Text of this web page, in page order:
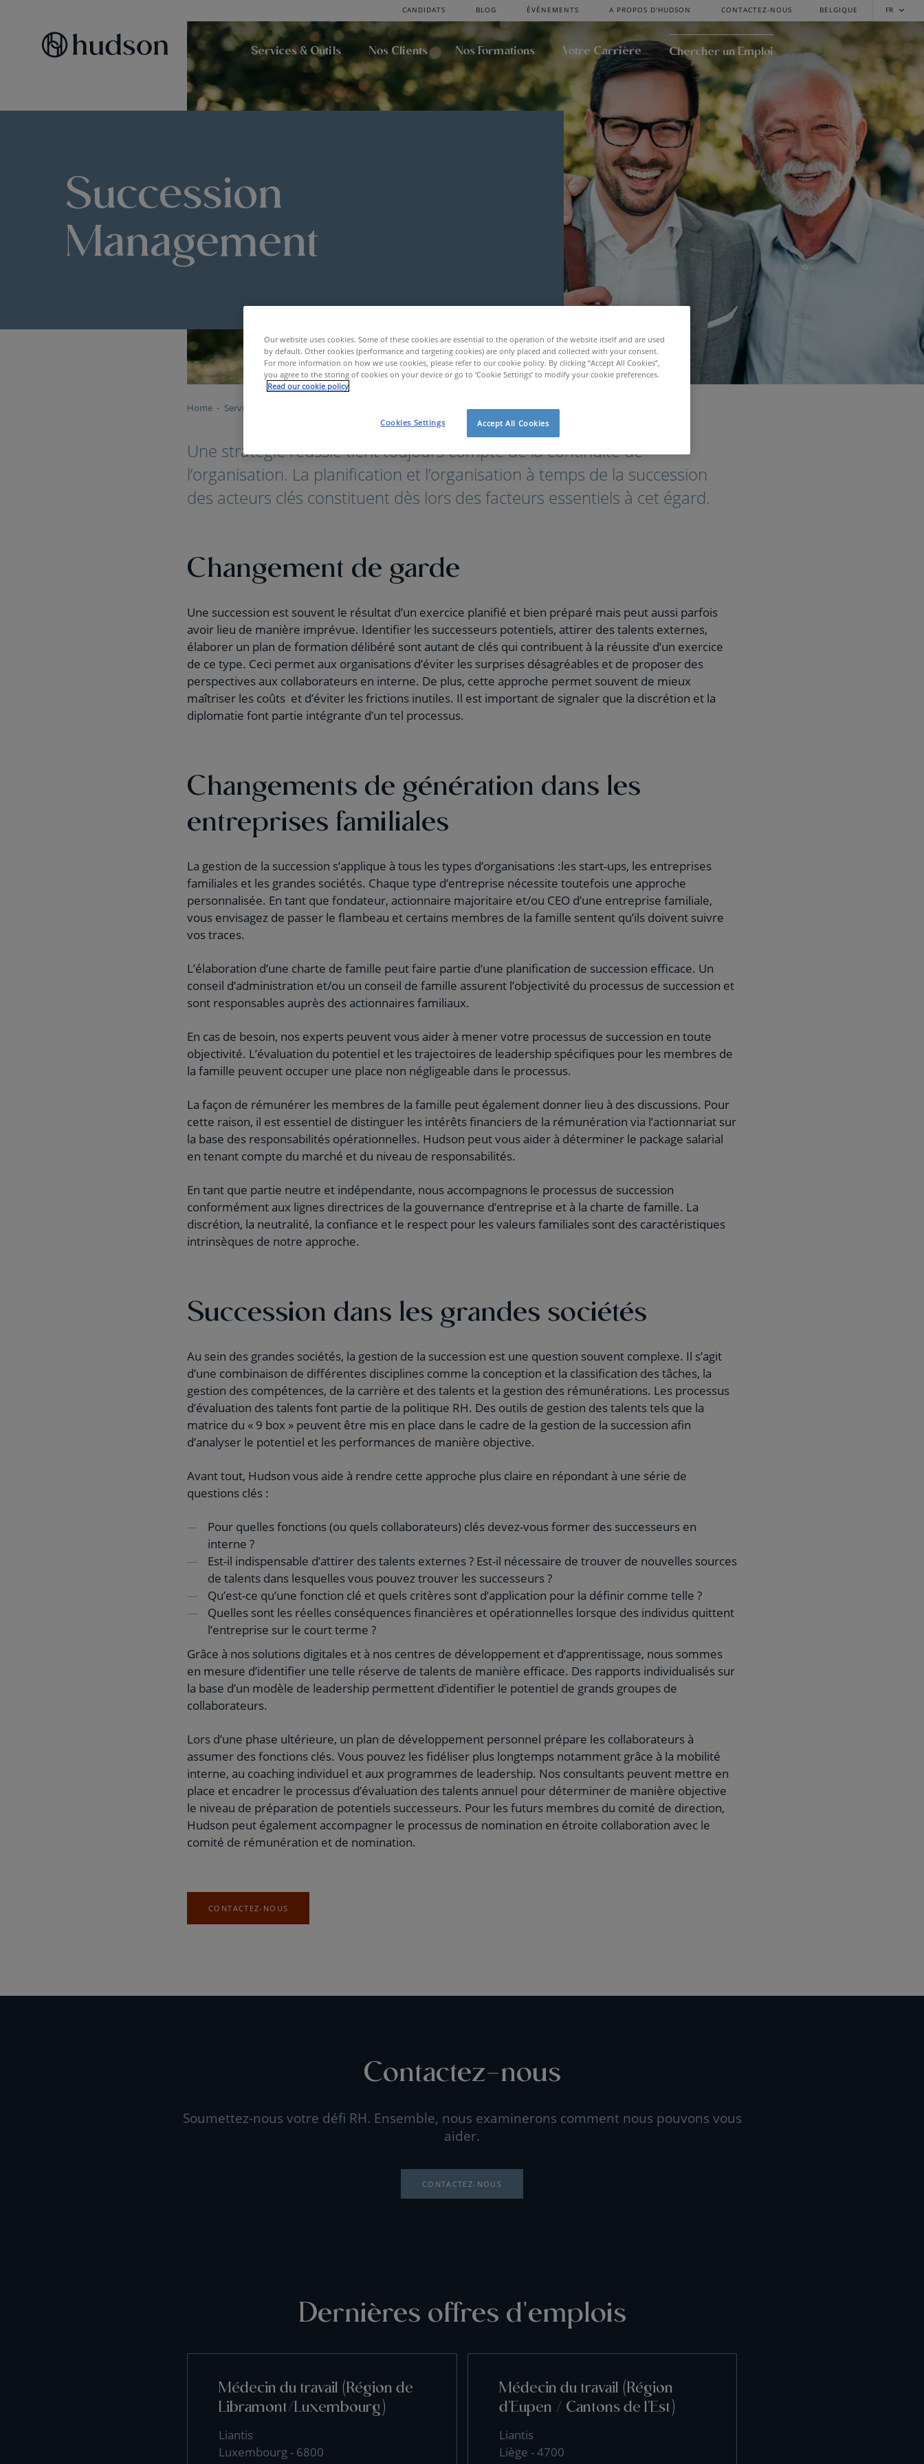
CANDIDATS BLOG ÉVÉNEMENTS A PROPOS D'HUDSON CONTACTEZ-NOUS BELGIQUE FR
Services & Outils Nos Clients Nos Formations Votre Carrière Chercher un Emploi
Succession
Management
Home Services & Outils Succession Management
Une stratégie réussie tient toujours compte de la continuité de
l’organisation. La planification et l’organisation à temps de la succession
des acteurs clés constituent dès lors des facteurs essentiels à cet égard.
Changement de garde
Une succession est souvent le résultat d’un exercice planifié et bien préparé mais peut aussi parfois
avoir lieu de manière imprévue. Identifier les successeurs potentiels, attirer des talents externes,
élaborer un plan de formation délibéré sont autant de clés qui contribuent à la réussite d’un exercice
de ce type. Ceci permet aux organisations d’éviter les surprises désagréables et de proposer des
perspectives aux collaborateurs en interne. De plus, cette approche permet souvent de mieux
maîtriser les coûts et d’éviter les frictions inutiles. Il est important de signaler que la discrétion et la
diplomatie font partie intégrante d’un tel processus.
Changements de génération dans les
entreprises familiales
La gestion de la succession s’applique à tous les types d’organisations :les start-ups, les entreprises
familiales et les grandes sociétés. Chaque type d’entreprise nécessite toutefois une approche
personnalisée. En tant que fondateur, actionnaire majoritaire et/ou CEO d’une entreprise familiale,
vous envisagez de passer le flambeau et certains membres de la famille sentent qu’ils doivent suivre
vos traces.
L’élaboration d’une charte de famille peut faire partie d’une planification de succession efficace. Un
conseil d’administration et/ou un conseil de famille assurent l’objectivité du processus de succession et
sont responsables auprès des actionnaires familiaux.
En cas de besoin, nos experts peuvent vous aider à mener votre processus de succession en toute
objectivité. L’évaluation du potentiel et les trajectoires de leadership spécifiques pour les membres de
la famille peuvent occuper une place non négligeable dans le processus.
La façon de rémunérer les membres de la famille peut également donner lieu à des discussions. Pour
cette raison, il est essentiel de distinguer les intérêts financiers de la rémunération via l’actionnariat sur
la base des responsabilités opérationnelles. Hudson peut vous aider à déterminer le package salarial
en tenant compte du marché et du niveau de responsabilités.
En tant que partie neutre et indépendante, nous accompagnons le processus de succession
conformément aux lignes directrices de la gouvernance d’entreprise et à la charte de famille. La
discrétion, la neutralité, la confiance et le respect pour les valeurs familiales sont des caractéristiques
intrinsèques de notre approche.
Succession dans les grandes sociétés
Au sein des grandes sociétés, la gestion de la succession est une question souvent complexe. Il s’agit
d’une combinaison de différentes disciplines comme la conception et la classification des tâches, la
gestion des compétences, de la carrière et des talents et la gestion des rémunérations. Les processus
d’évaluation des talents font partie de la politique RH. Des outils de gestion des talents tels que la
matrice du « 9 box » peuvent être mis en place dans le cadre de la gestion de la succession afin
d’analyser le potentiel et les performances de manière objective.
Avant tout, Hudson vous aide à rendre cette approche plus claire en répondant à une série de
questions clés :
Pour quelles fonctions (ou quels collaborateurs) clés devez-vous former des successeurs en
interne ?
Est-il indispensable d’attirer des talents externes ? Est-il nécessaire de trouver de nouvelles sources
de talents dans lesquelles vous pouvez trouver les successeurs ?
Qu’est-ce qu’une fonction clé et quels critères sont d’application pour la définir comme telle ?
Quelles sont les réelles conséquences financières et opérationnelles lorsque des individus quittent
l’entreprise sur le court terme ?
Grâce à nos solutions digitales et à nos centres de développement et d’apprentissage, nous sommes
en mesure d’identifier une telle réserve de talents de manière efficace. Des rapports individualisés sur
la base d’un modèle de leadership permettent d’identifier le potentiel de grands groupes de
collaborateurs.
Lors d’une phase ultérieure, un plan de développement personnel prépare les collaborateurs à
assumer des fonctions clés. Vous pouvez les fidéliser plus longtemps notamment grâce à la mobilité
interne, au coaching individuel et aux programmes de leadership. Nos consultants peuvent mettre en
place et encadrer le processus d’évaluation des talents annuel pour déterminer de manière objective
le niveau de préparation de potentiels successeurs. Pour les futurs membres du comité de direction,
Hudson peut également accompagner le processus de nomination en étroite collaboration avec le
comité de rémunération et de nomination.
CONTACTEZ-NOUS
Contactez-nous
Soumettez-nous votre défi RH. Ensemble, nous examinerons comment nous pouvons vous
aider.
CONTACTEZ-NOUS
Dernières offres d'emplois
Médecin du travail (Région de
Libramont/Luxembourg)
Liantis
Luxembourg - 6800
Médecin du travail (Région
d'Eupen / Cantons de l'Est)
Liantis
Liège - 4700
Our website uses cookies. Some of these cookies are essential to the operation of the website itself and are used
by default. Other cookies (performance and targeting cookies) are only placed and collected with your consent.
For more information on how we use cookies, please refer to our cookie policy. By clicking “Accept All Cookies”,
you agree to the storing of cookies on your device or go to ‘Cookie Settings’ to modify your cookie preferences.
Read our cookie policy
Accept All Cookies
Cookies Settings